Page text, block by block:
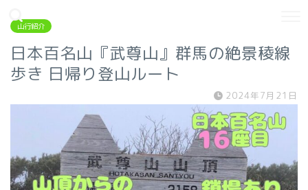
山行紹介
日本百名山『武尊山』群馬の絶景稜線
歩き 日帰り登山ルート
2024年7月21日